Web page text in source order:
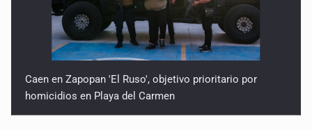
Caen en Zapopan 'El Ruso', objetivo prioritario por
homicidios en Playa del Carmen